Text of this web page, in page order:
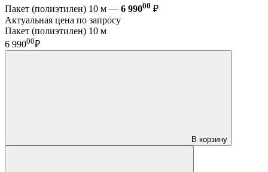
Пакет (полиэтилен) 10 м — 6 99000 ₽
Актуальная цена по запросу
Пакет (полиэтилен) 10 м
6 99000₽
В корзину